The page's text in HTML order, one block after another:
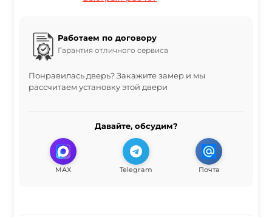
Работаем по договору
Гарантия отличного сервиса
Понравилась дверь? Закажите замер и мы
рассчитаем установку этой двери
Давайте, обсудим?
MAX Telegram Почта